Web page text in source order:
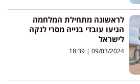
לראשונה מתחילת המלחמה
הגיעו עובדי בנייה מסרי לנקה
לישראל
09/03/2024